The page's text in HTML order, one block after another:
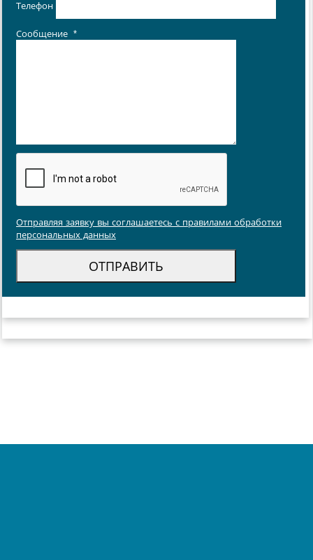
Телефон
Сообщение *
Отправляя заявку вы соглашаетесь с правилами обработки
персональных данных